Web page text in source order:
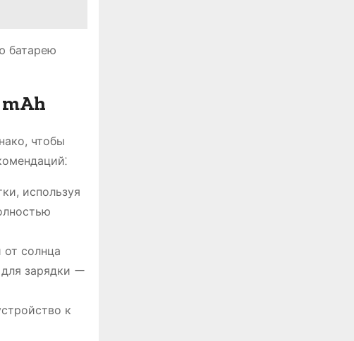
батарею
mAh
чтобы
используя
от солнца
зарядки ー
к